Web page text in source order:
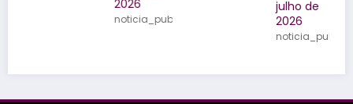
noticia_publicada
noticia_publicada